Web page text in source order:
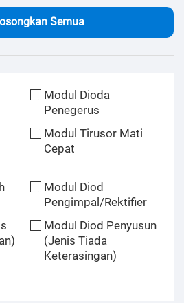
Semua
Modul Dioda
Penegerus
Modul Tirusor Mati
Cepat
Modul Diod
Pengimpal/Rektifier
Modul Diod Penyusun
(Jenis Tiada
Keterasingan)